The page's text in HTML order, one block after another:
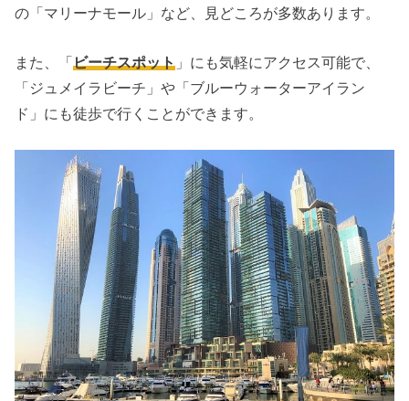
の「マリーナモール」など、
見どころが多数あります。
また、「ビーチスポット 」にも気軽にアクセス可能で、
「ジュメイラビーチ」や「ブルーウォーターアイラン
ド」にも徒歩で行くことができます。